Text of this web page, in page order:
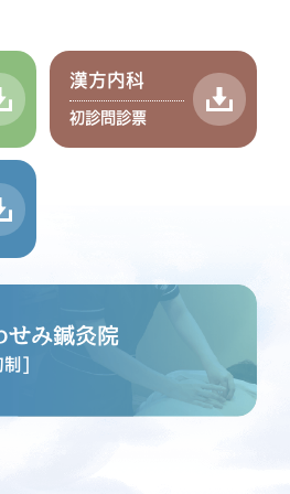
漢方内科
初診問診票
せみ鍼灸院
制]